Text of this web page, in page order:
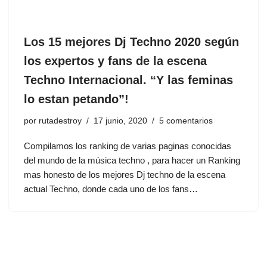
Los 15 mejores Dj Techno 2020 según
los expertos y fans de la escena
Techno Internacional. “Y las feminas
lo estan petando”!
por rutadestroy 17 junio, 2020 5 comentarios
Compilamos los ranking de varias paginas conocidas
del mundo de la música techno , para hacer un Ranking
mas honesto de los mejores Dj techno de la escena
actual Techno, donde cada uno de los fans…